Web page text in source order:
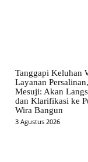
Tanggapi Keluhan
Layanan
Mesuji: Akan
dan Klarifikasi ke
Wira Bangun
3 Agustus 2026